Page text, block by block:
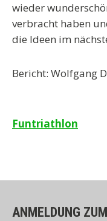
wieder
verbracht haben
die Ideen im
Bericht: Wolfgang
Funtriathlon
ANMELDUNG